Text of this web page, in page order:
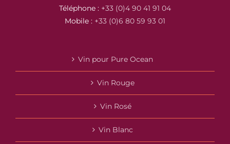
Téléphone : +33 (0)4 90 41 91 04
Mobile : +33 (0)6 80 59 93 01
Vin pour Pure Ocean
Vin Rouge
Vin Rosé
Vin Blanc